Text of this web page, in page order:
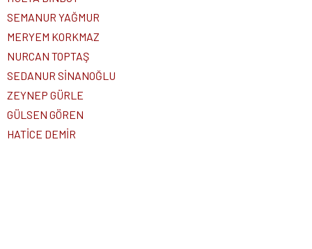
SEMANUR YAĞMUR
MERYEM KORKMAZ
NURCAN TOPTAŞ
SEDANUR SİNANOĞLU
ZEYNEP GÜRLE
GÜLSEN GÖREN
HATİCE DEMİR